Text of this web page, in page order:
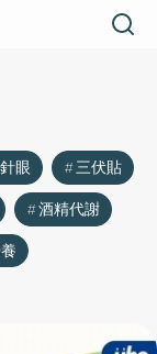
針眼
三伏貼
酒精代謝